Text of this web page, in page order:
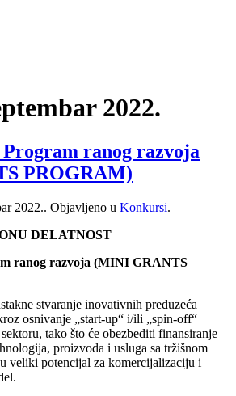
2022.
ranog razvoja
PROGRAM)
2022.. Objavljeno u Konkursi.
DELATNOST
ranog razvoja (MINI GRANTS
stvaranje inovativnih preduzeća
osnivanje „start-up“ i/ili „spin-off“
tako što će obezbediti finansiranje
proizvoda i usluga sa tržišnom
veliki potencijal za komercijalizaciju i